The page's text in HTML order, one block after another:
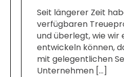
Seit längerer Zeit
verfügbaren
und überlegt, wie wir
entwickeln können,
mit gelegentlichen
Unternehmen […]